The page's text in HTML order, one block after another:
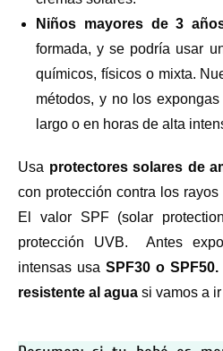
Niños mayores de 3
formada, y se podría usar
químicos, físicos o mixta.
métodos, y no los
largo o en horas de alta
Usa protectores solares de
con protección contra los
El valor SPF (solar
protección UVB. Antes
intensas usa SPF30 o SPF50.
resistente al agua si vamos a